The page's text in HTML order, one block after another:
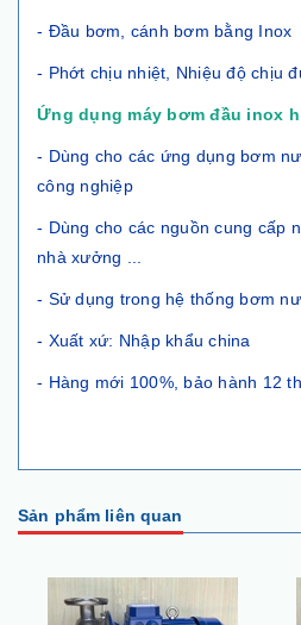
- Đầu bơm, cánh bơm bằng Inox
- Phớt chịu nhiệt, Nhiệu độ chịu
Ứng dụng máy bơm đầu inox
- Dùng cho các ứng dụng bơm
công nghiệp
- Dùng cho các nguồn cung cấp
nhà xưởng ...
- Sử dụng trong hệ thống bơm
- Xuất xứ: Nhập khẩu china
- Hàng mới 100%, bảo hành 12
Sản phẩm liên quan